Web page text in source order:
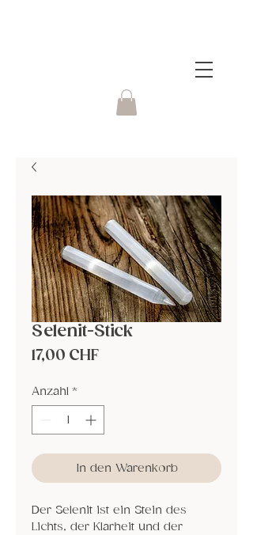
Selenit-Stick
17,00 CHFPreis
Anzahl *
In den Warenkorb
Der Selenit ist ein Stein des
Lichts, der Klarheit und der